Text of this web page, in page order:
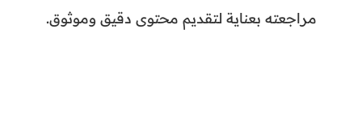
مراجعته بعناية لتقديم محتوى دقيق وموثوق.